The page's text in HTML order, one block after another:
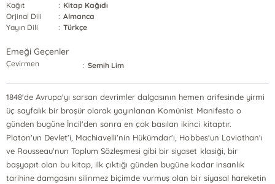
Kağıt
: Kitap Kağıdı
Orjinal Dili
: Almanca
Yayın Dili
: Türkçe
Emeği Geçenler
Çevirmen : Semih Lim
1848'de Avrupa'yı sarsan devrimler dalgasının hemen arifesinde yirmi
üç sayfalık bir broşür olarak yayınlanan Komünist Manifesto o
günden bugüne İncil'den sonra en çok basılan ikinci kitaptır.
Platon'un Devlet'i, Machiavelli'nin Hükümdar'ı, Hobbes'un Laviathan'ı
ve Rousseau'nun Toplum Sözleşmesi gibi bir siyaset klasiği, bir
başyapıt olan bu kitap, ilk çıktığı günden bugüne kadar insanlık
tarihine damgasını silinmez biçimde vurmuş olan bir siyasal hareketin